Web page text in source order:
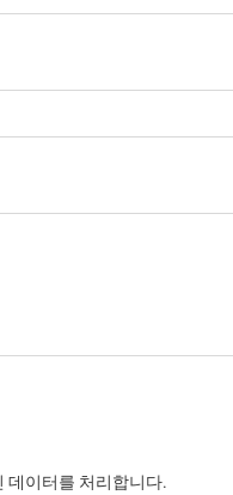
데이터를 처리합니다.